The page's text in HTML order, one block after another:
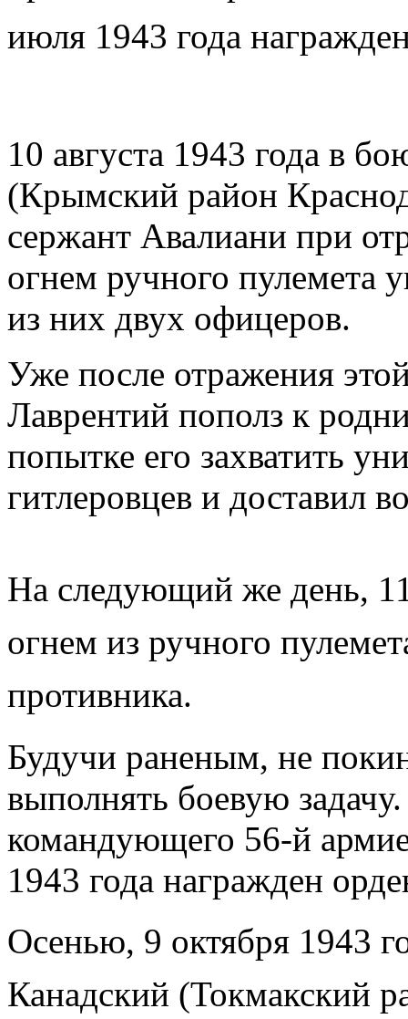
июля 1943 года
10 августа 1943 года в
(Крымский район
сержант Авалиани при
огнем ручного пулемета
из них двух офицеров.
Уже после отражения
Лаврентий пополз к
попытке его захватить
гитлеровцев и доставил
На следующий же день, 11
огнем из ручного
противника.
Будучи раненым, не
выполнять боевую
командующего 56-й
1943 года награжден
Осенью, 9 октября 1943
Канадский (Токмакский